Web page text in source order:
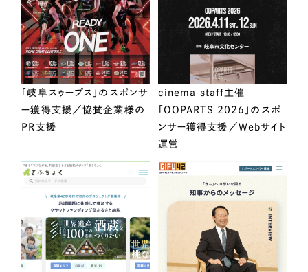
「岐阜スゥープス」のスポンサ
ー獲得支援／協賛企業様の
PR支援
cinema staff主催
「OOPARTS 2026」のスポ
ンサー獲得支援／Webサイト
運営